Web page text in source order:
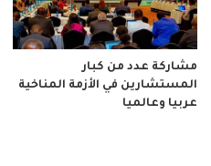
مشاركة عدد من كبار
المستشارين في الأزمة المناخية
عربيا وعالميا